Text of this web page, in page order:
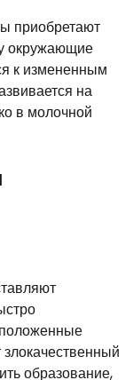
приобретают
окружающие
к измененным
на
в молочной
образование,